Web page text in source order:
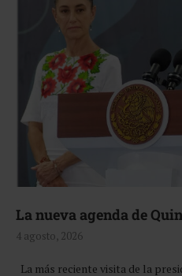
La nueva agenda de
4 agosto, 2026
La más reciente visita de la